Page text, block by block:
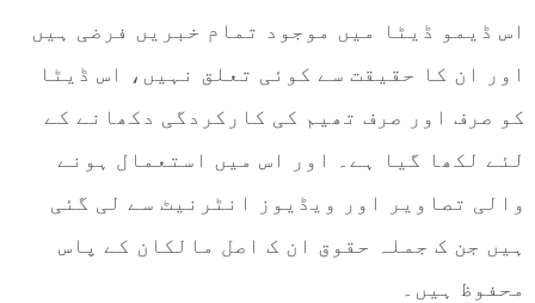
اس ڈیمو ڈیٹا میں موجود تمام خبریں فرضی ہیں
اور ان کا حقیقت سے کوئی تعلق نہیں، اس ڈیٹا
کو صرف اور صرف تھیم کی کارکردگی دکھانے کے
لئے لکھا گیا ہے۔ اور اس میں استعمال ہونے
والی تصاویر اور ویڈیوز انٹرنیٹ سے لی گئی
ہیں جن ک جملہ حقوق ان ک اصل مالکان کے پاس
محفوظ ہیں۔